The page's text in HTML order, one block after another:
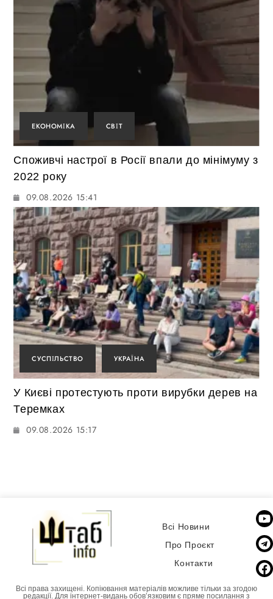
ЕКОНОМІКА СВІТ
Споживчі настрої в Росії впали до мінімуму з
2022 року
09.08.2026 15:41
СУСПІЛЬСТВО УКРАЇНА
У Києві протестують проти вирубки дерев на
Теремках
09.08.2026 15:17
Всі Новини
Про Проєкт
Контакти
Всі права захищені. Копіювання матеріалів можливе тільки за згодою
редакції. Для інтернет-видань обовʼязковим є пряме посилання з